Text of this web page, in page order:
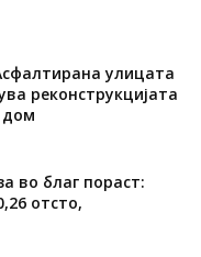
улицата
реконструкцијата
дом
во благ пораст:
отсто,